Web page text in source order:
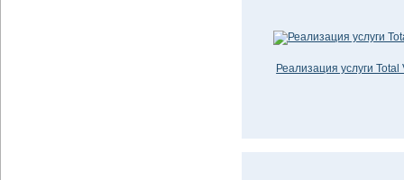
Реализация услуги